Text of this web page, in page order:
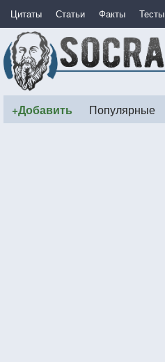
Цитаты Статьи Факты Тесты
+Добавить Популярные